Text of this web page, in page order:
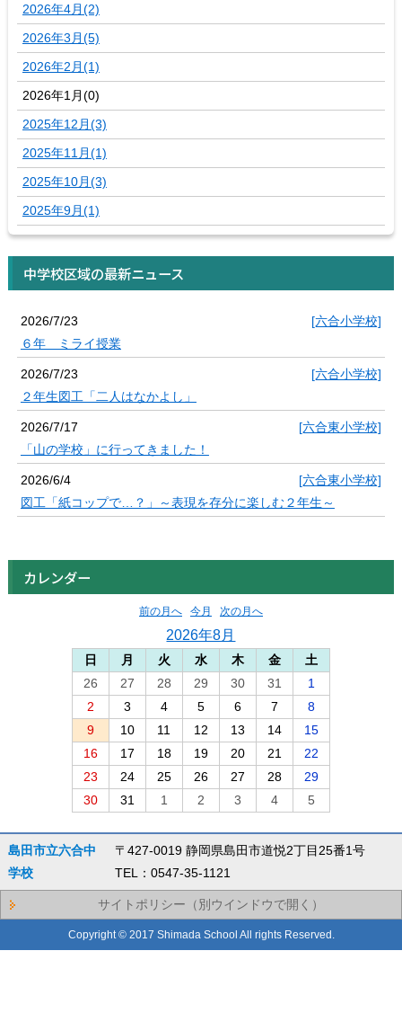
2026年4月(2)
2026年3月(5)
2026年2月(1)
2026年1月(0)
2025年12月(3)
2025年11月(1)
2025年10月(3)
2025年9月(1)
中学校区域の最新ニュース
2026/7/23
[六合小学校]
６年 ミライ授業
2026/7/23
[六合小学校]
２年生図工「二人はなかよし」
2026/7/17
[六合東小学校]
「山の学校」に行ってきました！
2026/6/4
[六合東小学校]
図工「紙コップで…？」～表現を存分に楽しむ２年生～
カレンダー
前の月へ 今月 次の月へ
2026年8月
日 月 火 水 木 金
土
26
27 28 29 30 31
1
2
3 4 5 6 7
8
9
10 11 12 13 14
15
16
17 18 19 20 21
22
23
24 25 26 27 28
29
30
31 1 2 3 4 5
島田市立六合中
学校
〒427-0019 静岡県島田市道悦2丁目25番1号
TEL：0547-35-1121
サイトポリシー（別ウインドウで開く）
Copyright © 2017 Shimada School All rights Reserved.